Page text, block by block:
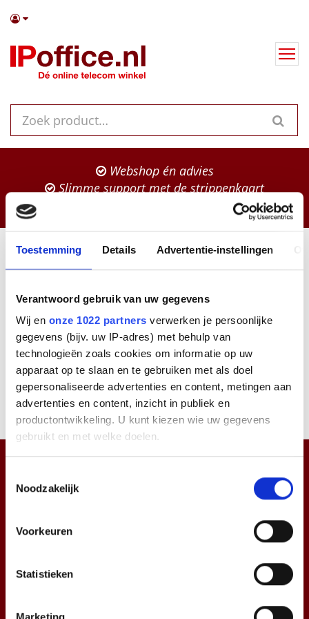
Toestemming Details Advertentie-instellingen
Verantwoord gebruik van uw gegevens
Wij en onze 1022 partners verwerken je persoonlijke
gegevens (bijv. uw IP-adres) met behulp van
technologieën zoals cookies om informatie op uw
apparaat op te slaan en te gebruiken met als doel
gepersonaliseerde advertenties en content, metingen aan
advertenties en content, inzicht in publiek en
productontwikkeling. U kunt kiezen wie uw gegevens
gebruikt en met welke doelen.
Informatie verzamelen over uw geografische
Uw apparaat identificeren door het actief te
scannen op specifieke eigenschappen (fingerprinting)
verwerkt en stel uw voorkeuren in het
detailgedeelte in.
Noodzakelijk
Voorkeuren
Statistieken
Marketing
Webshop én advies
Slimme support met de strippenkaart
Binnen 2 werkdagen in huis!
Voorraad Fabrikant Naam Prijs
Huurtoestellen
Er zijn geen producten gevonden die aan uw zoekcriteria
voldoen of er zijn te veel producten gevonden